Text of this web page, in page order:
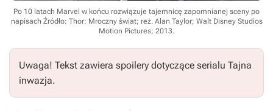
Po 10 latach Marvel w końcu rozwiązuje tajemnicę zapomnianej sceny po
napisach Źródło: Thor: Mroczny świat; reż. Alan Taylor; Walt Disney Studios
Motion Pictures; 2013.
Uwaga! Tekst zawiera spoilery dotyczące serialu Tajna
inwazja.